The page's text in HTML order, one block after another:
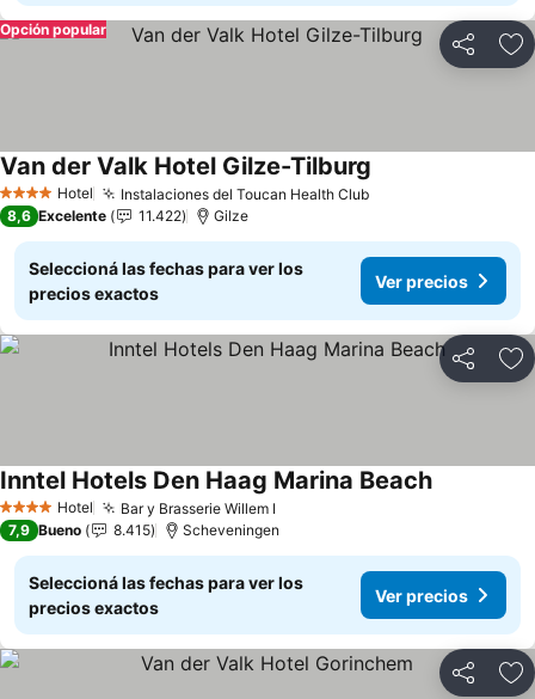
Compartir
Opción popular
4 EstrellasHotel Instalaciones del Toucan Health Club
Van der Valk Hotel Gilze-Tilburg
8,6 Excelente 11.422 Gilze
Seleccioná las fechas para ver los
precios exactos
Ver precios
Compartir
4 EstrellasHotel Bar y Brasserie Willem I
Inntel Hotels Den Haag Marina Beach
7,9 Bueno 8.415 Scheveningen
Seleccioná las fechas para ver los
precios exactos
Ver precios
Compartir